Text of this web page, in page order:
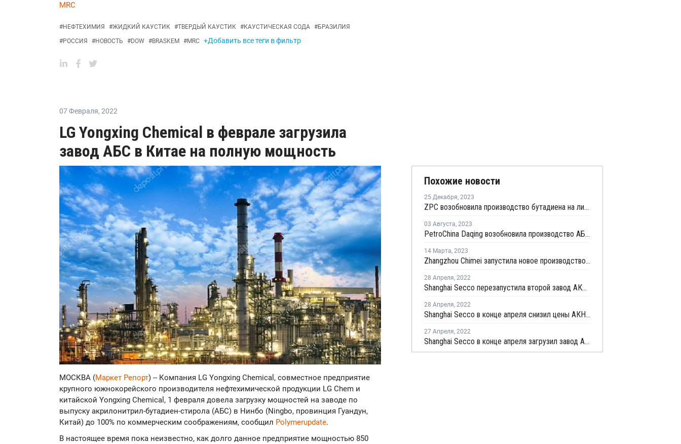
MRC
#НЕФТЕХИМИЯ #ЖИДКИЙ КАУСТИК #ТВЕРДЫЙ КАУСТИК #КАУСТИЧЕСКАЯ СОДА #БРАЗИЛИЯ
#РОССИЯ #НОВОСТЬ #DOW #BRASKEM #MRC +Добавить все теги в фильтр
07 Февраля, 2022
LG Yongxing Chemical в феврале загрузила
завод АБС в Китае на полную мощность
МОСКВА (Маркет Репорт) -- Компания LG Yongxing Chemical, совместное предприятие
крупного южнокорейского производителя нефтехимической продукции LG Chem и
китайской Yongxing Chemical, 1 февраля довела загрузку мощностей на заводе по
выпуску акрилонитрил-бутадиен-стирола (АБС) в Нинбо (Ningbo, провинция Гуандун,
Китай) до 100% по коммерческим соображениям, сообщил Polymerupdate.
В настоящее время пока неизвестно, как долго данное предприятие мощностью 850
Похожие новости
25 Декабря, 2023
ZPC возобновила производство бутадиена на линии №1 в Китае
03 Августа, 2023
PetroChina Daqing возобновила производство АБС в Китае
14 Марта, 2023
Zhangzhou Chimei запустила новое производство ПС в Китае
28 Апреля, 2022
Shanghai Secco перезапустила второй завод АКН в Шанхае
28 Апреля, 2022
Shanghai Secco в конце апреля снизил цены АКН в Китае на CNY100 за тонну
27 Апреля, 2022
Shanghai Secco в конце апреля загрузил завод АКН в Шанхае на уровне 50%